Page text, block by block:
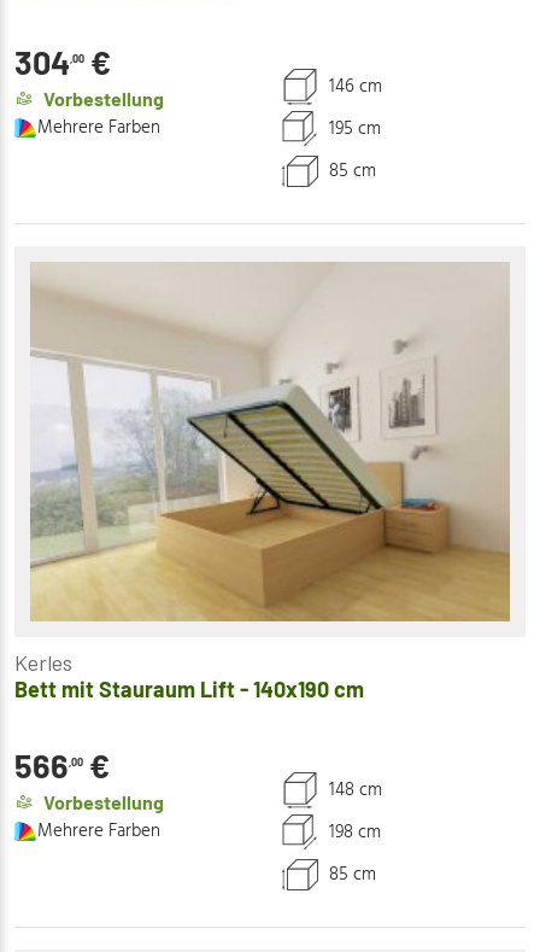
304,00 €
Vorbestellung
Mehrere Farben
146 cm
195 cm
85 cm
Kerles
Bett mit Stauraum Lift - 140x190 cm
566,00 €
Vorbestellung
Mehrere Farben
148 cm
198 cm
85 cm